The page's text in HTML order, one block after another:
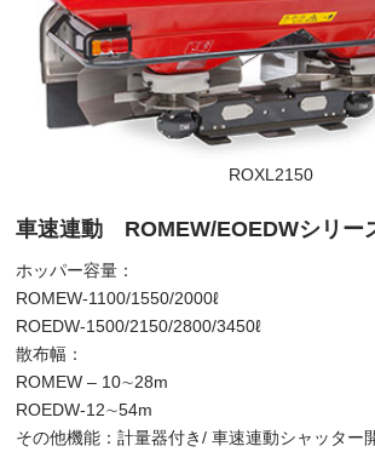
ROXL2150
車速連動 ROMEW/EOEDWシリー
ホッパー容量：
ROMEW-1100/1550/2000ℓ
ROEDW-1500/2150/2800/3450ℓ
散布幅：
ROMEW – 10∼28m
ROEDW-12∼54m
その他機能：計量器付き/ 車速連動シャッター